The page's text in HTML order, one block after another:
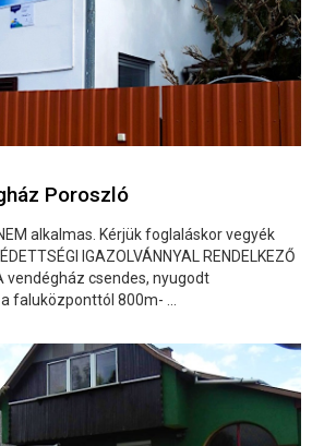
Poroszló
alkalmas. Kérjük foglaláskor vegyék
IGAZOLVÁNNYAL RENDELKEZŐ
csendes, nyugodt
faluközponttól 800m- ...